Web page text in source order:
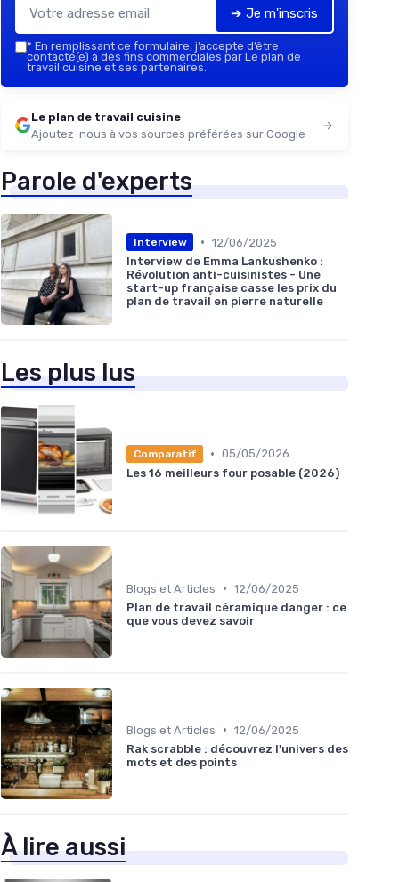
➔ Je m'inscris
* En remplissant ce formulaire, j’accepte d’être
contacté(e) à des fins commerciales par Le plan de
travail cuisine et ses partenaires.
Le plan de travail cuisine
Ajoutez-nous à vos sources préférées sur Google
Parole d'experts
Interview • 12/06/2025
Interview de Emma Lankushenko :
Révolution anti-cuisinistes - Une
start-up française casse les prix du
plan de travail en pierre naturelle
Les plus lus
Comparatif • 05/05/2026
Les 16 meilleurs four posable (2026)
Blogs et Articles • 12/06/2025
Plan de travail céramique danger : ce
que vous devez savoir
Blogs et Articles • 12/06/2025
Rak scrabble : découvrez l'univers des
mots et des points
À lire aussi